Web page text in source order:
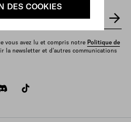
DES COOKIES
vous avez lu et compris notre Politique de
la newsletter et d'autres communications
discord